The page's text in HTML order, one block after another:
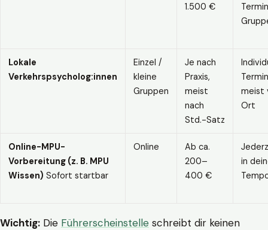
1.500 €
Lokale
Verkehrspsycholog:innen
Einzel /
kleine
Gruppen
Je nach
Praxis,
meist
nach
Std.-Satz
meist
Ort
Online-MPU-
Vorbereitung (z. B. MPU
Wissen) Sofort startbar
Online
Ab ca.
200–
400 €
in
Wichtig: Die Führerscheinstelle schreibt dir keinen